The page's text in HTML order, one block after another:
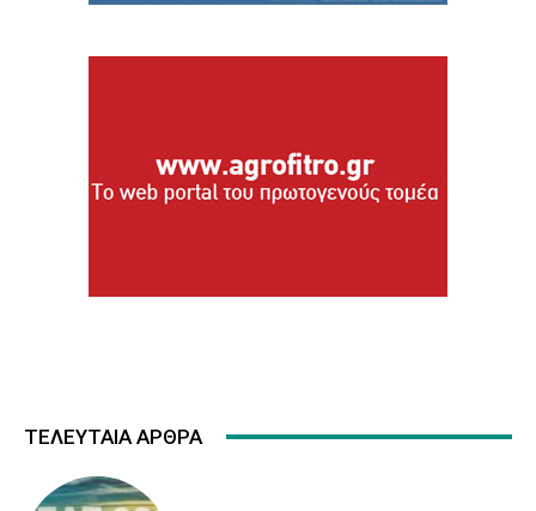
ΤΕΛΕΥΤΑΙΑ ΑΡΘΡΑ